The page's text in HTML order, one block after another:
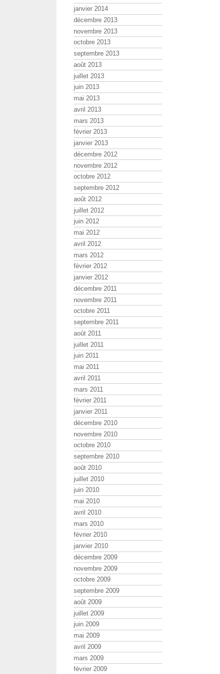
janvier 2014
décembre 2013
novembre 2013
octobre 2013
septembre 2013
août 2013
juillet 2013
juin 2013
mai 2013
avril 2013
mars 2013
février 2013
janvier 2013
décembre 2012
novembre 2012
octobre 2012
septembre 2012
août 2012
juillet 2012
juin 2012
mai 2012
avril 2012
mars 2012
février 2012
janvier 2012
décembre 2011
novembre 2011
octobre 2011
septembre 2011
août 2011
juillet 2011
juin 2011
mai 2011
avril 2011
mars 2011
février 2011
janvier 2011
décembre 2010
novembre 2010
octobre 2010
septembre 2010
août 2010
juillet 2010
juin 2010
mai 2010
avril 2010
mars 2010
février 2010
janvier 2010
décembre 2009
novembre 2009
octobre 2009
septembre 2009
août 2009
juillet 2009
juin 2009
mai 2009
avril 2009
mars 2009
février 2009